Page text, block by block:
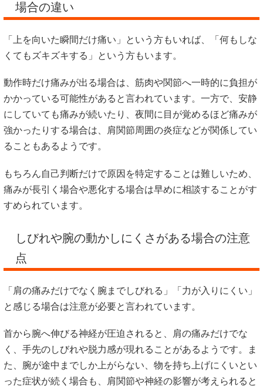
場合の違い
「上を向いた瞬間だけ痛い」という方もいれば、「何もしな
くてもズキズキする」という方もいます。
動作時だけ痛みが出る場合は、筋肉や関節へ一時的に負担が
かかっている可能性があると言われています。一方で、安静
にしていても痛みが続いたり、夜間に目が覚めるほど痛みが
強かったりする場合は、肩関節周囲の炎症などが関係してい
ることもあるようです。
もちろん自己判断だけで原因を特定することは難しいため、
痛みが長引く場合や悪化する場合は早めに相談することがす
すめられています。
しびれや腕の動かしにくさがある場合の注意
点
「肩の痛みだけでなく腕までしびれる」「力が入りにくい」
と感じる場合は注意が必要と言われています。
首から腕へ伸びる神経が圧迫されると、肩の痛みだけでな
く、手先のしびれや脱力感が現れることがあるようです。ま
た、腕が途中までしか上がらない、物を持ち上げにくいとい
った症状が続く場合も、肩関節や神経の影響が考えられると